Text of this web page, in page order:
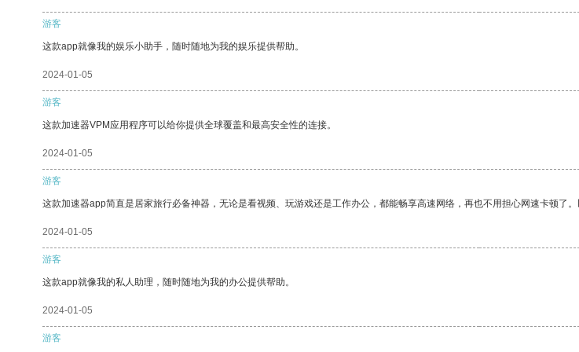
游客
这款app就像我的娱乐小助手，随时随地为我的娱乐提供帮助。
2024-01-05
游客
这款加速器VPM应用程序可以给你提供全球覆盖和最高安全性的连接。
2024-01-05
游客
这款加速器app简直是居家旅行必备神器，无论是看视频、玩游戏还是工作办公，都能畅享高速网络，再也不用担心网速卡顿了
2024-01-05
游客
这款app就像我的私人助理，随时随地为我的办公提供帮助。
2024-01-05
游客